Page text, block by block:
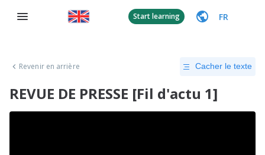
Start learning FR
Revenir en arrière Cacher le texte
REVUE DE PRESSE [Fil d'actu 1]